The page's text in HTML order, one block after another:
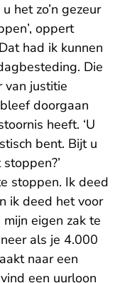
het zo’n gezeur
oppert
had ik kunnen
Die
van justitie
doorgaan
heeft. ‘U
bent. Bijt u
stoppen. Ik deed
ik deed het voor
eigen zak te
als je 4.000
naar een
een uurloon